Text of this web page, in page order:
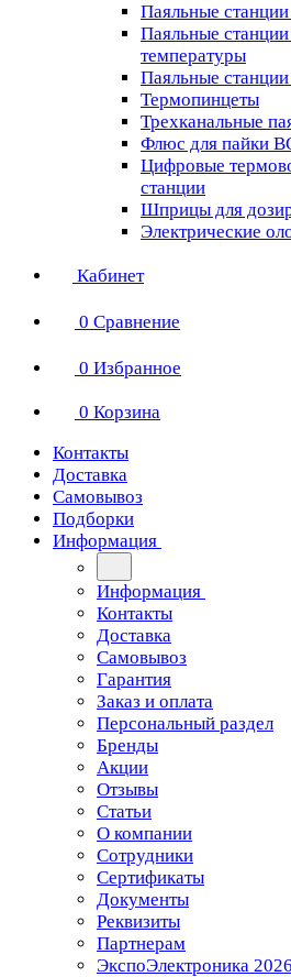
Паяльные
Паяльные
температуры
Паяльные
Термопинцеты
Трехканальные
Флюс для пайки
Цифровые
станции
Шприцы для
Электрические
Кабинет
0 Сравнение
0 Избранное
0 Корзина
Контакты
Доставка
Самовывоз
Подборки
Информация
Информация
Контакты
Доставка
Самовывоз
Гарантия
Заказ и оплата
Персональный раздел
Бренды
Акции
Отзывы
Статьи
О компании
Сотрудники
Сертификаты
Документы
Реквизиты
Партнерам
ЭкспоЭлектроника 2026